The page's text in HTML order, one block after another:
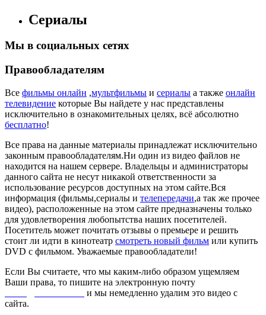
Сериалы
Мы в социальных сетях
Правообладателям
Все фильмы онлайн ,мультфильмы и сериалы а также онлайн
телевидение которые Вы найдете у нас представлены
исключительно в ознакомительных целях, всё абсолютно
бесплатно!
Все права на данные материалы принадлежат исключительно
законным правообладателям.Ни один из видео файлов не
находится на нашем сервере. Владельцы и администраторы
данного сайта не несут никакой ответственности за
использование ресурсов доступных на этом сайте.Вся
информация (фильмы,сериалы и телепередачи,а так же прочее
видео), расположенные на этом сайте предназначены только
для удовлетворения любопытства наших посетителей.
Посетитель может почитать отзывы о премьере и решить
стоит ли идти в кинотеатр смотреть новый фильм или купить
DVD с фильмом. Уважаемые правообладатели!
Если Вы считаете, что мы каким-либо образом ущемляем
Ваши права, то пишите на электронную почту
и мы немедленно удалим это видео с
сайта.